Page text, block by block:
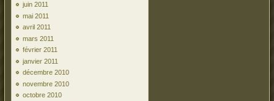
juin 2011
mai 2011
avril 2011
mars 2011
février 2011
janvier 2011
décembre 2010
novembre 2010
octobre 2010